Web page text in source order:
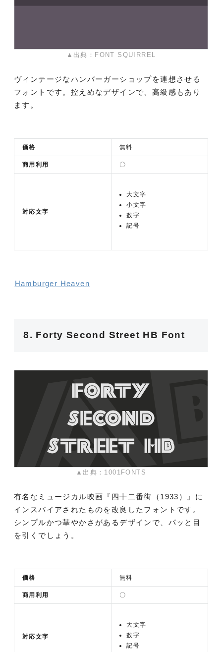
▲出典：FONT SQUIRREL
ヴィンテージなハンバーガーショップを連想させる
フォントです。控えめなデザインで、高級感もあり
ます。
価格 無料
商用利用 〇
対応文字
大文字
小文字
数字
記号
Hamburger Heaven
8. Forty Second Street HB Font
▲出典：1001FONTS
有名なミュージカル映画『四十二番街（1933）』に
インスパイアされたものを改良したフォントです。
シンプルかつ華やかさがあるデザインで、パッと目
を引くでしょう。
価格 無料
商用利用 〇
対応文字
大文字
数字
記号